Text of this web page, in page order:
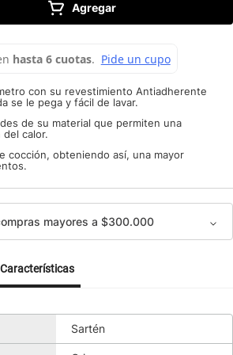
Agregar
con su revestimiento Antiadherente
se le pega y fácil de lavar.
de su material que permiten una
calor.
cocción, obteniendo así, una mayor
mayores a $300.000
Características
Sartén